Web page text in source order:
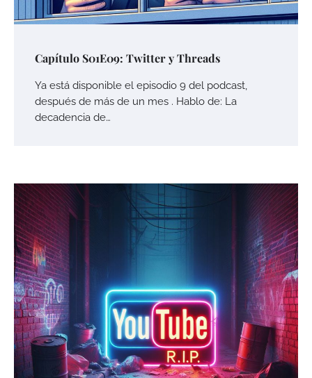
Capítulo S01E09: Twitter y Threads
Ya está disponible el episodio 9 del podcast,
después de más de un mes . Hablo de: La
decadencia de…